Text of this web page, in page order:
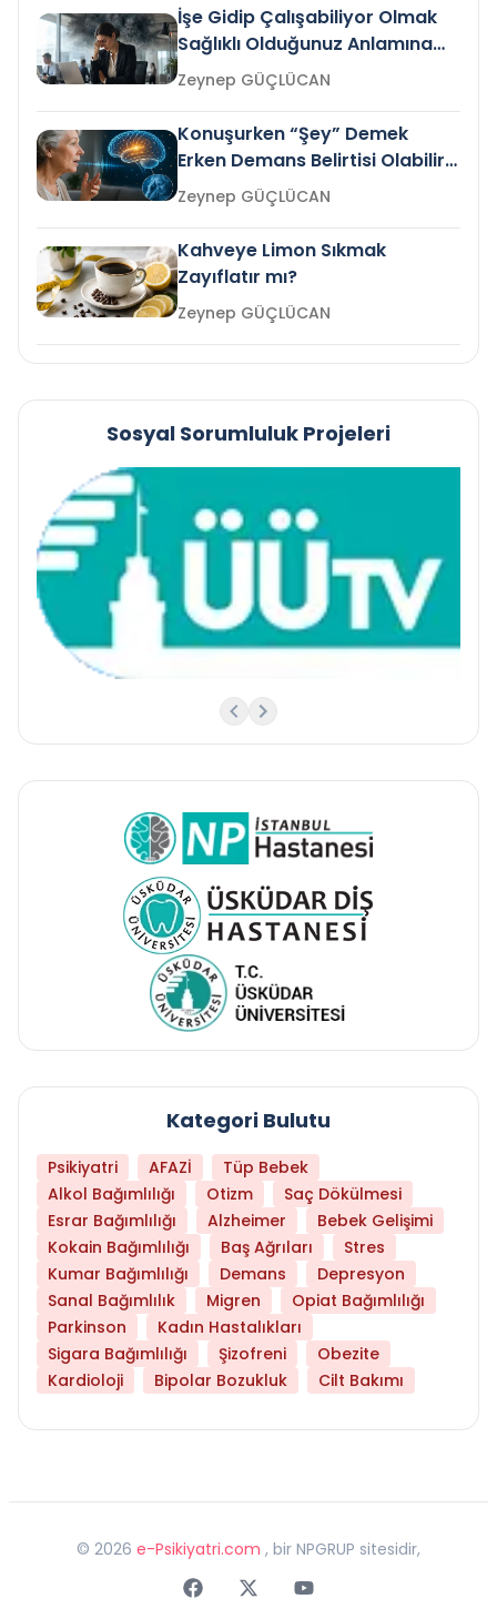
İşe Gidip Çalışabiliyor Olmak
Sağlıklı Olduğunuz Anlamına
Gelir mi?Zeynep GÜÇLÜCAN
Konuşurken “Şey” Demek
Erken Demans Belirtisi Olabilir
mi?
Zeynep GÜÇLÜCAN
Kahveye Limon Sıkmak
Zayıflatır mı?
Zeynep GÜÇLÜCAN
Sosyal Sorumluluk Projeleri
Kategori Bulutu
Psikiyatri AFAZİ
Tüp Bebek
Alkol Bağımlılığı
Otizm
Saç Dökülmesi
Esrar Bağımlılığı
Alzheimer
Bebek Gelişimi
Kokain Bağımlılığı
Baş Ağrıları
Stres
Kumar Bağımlılığı
Demans
Depresyon
Sanal Bağımlılık
Migren
Opiat Bağımlılığı
Parkinson
Kadın Hastalıkları
Sigara Bağımlılığı
Şizofreni
Obezite
Kardioloji
Bipolar Bozukluk Cilt Bakımı
© 2026 e-Psikiyatri.com , bir NPGRUP sitesidir,